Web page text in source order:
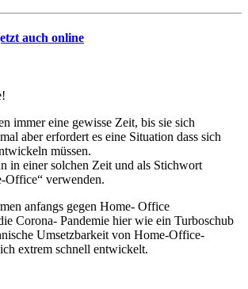
auch online
immer eine gewisse Zeit, bis sie sich
aber erfordert es eine Situation dass sich
müssen.
in einer solchen Zeit und als Stichwort
Office“ verwenden.
anfangs gegen Home- Office
Corona- Pandemie hier wie ein Turboschub
Umsetzbarkeit von Home-Office-
extrem schnell entwickelt.